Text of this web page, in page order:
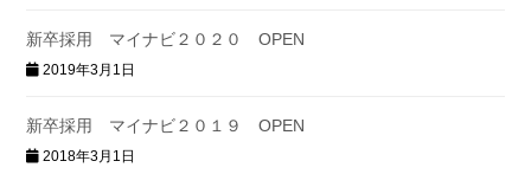
新卒採用 マイナビ２０２０ OPEN
2019年3月1日
新卒採用 マイナビ２０１９ OPEN
2018年3月1日